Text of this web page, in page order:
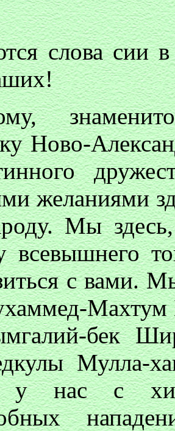
слова сии
Ново-
желаниями
Мы
всевышнего
с вами.
Махтум
бек
Мулла-
у нас с